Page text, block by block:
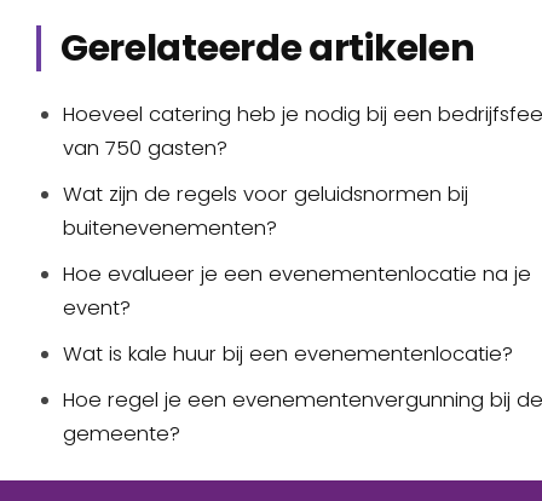
Gerelateerde artikelen
Hoeveel catering heb je nodig bij een
van 750 gasten?
Wat zijn de regels voor geluidsnormen bij
buitenevenementen?
Hoe evalueer je een evenementenlocatie na je
event?
Wat is kale huur bij een evenementenlocatie?
Hoe regel je een evenementenvergunning bij de
gemeente?